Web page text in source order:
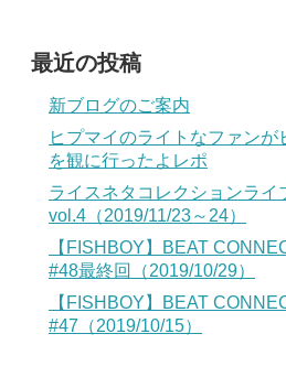
最近の投稿
新ブログのご案内
ヒプマイのライトなファンが
を観に行ったよレポ
ライスネタコレクションライ
vol.4（2019/11/23～24）
【FISHBOY】BEAT
#48最終回（2019/10/29）
【FISHBOY】BEAT
#47（2019/10/15）